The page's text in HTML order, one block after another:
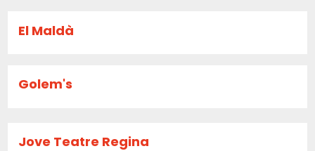
El Maldà
Golem's
Jove Teatre Regina